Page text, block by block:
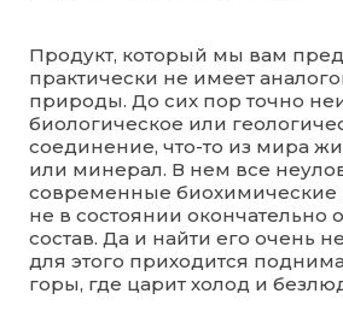
Продукт, который мы вам
практически не имеет
природы. До сих пор точно
биологическое или
соединение, что-то из мира
или минерал. В нем все
современные биохимические
не в состоянии окончательно
состав. Да и найти его очень
для этого приходится
горы, где царит холод и